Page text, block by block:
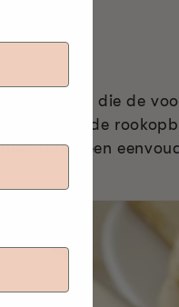
snit die de
die de
is het een